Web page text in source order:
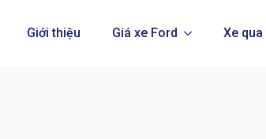
Giới thiệu Giá xe Ford Xe